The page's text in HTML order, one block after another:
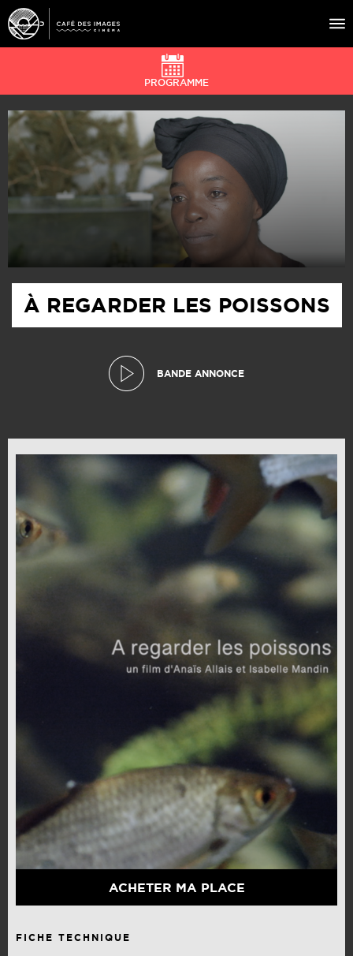
À L’AFFICHE
ÉVÉNEMENTS
CAFÉ DU CINÉ
PRATIQUE
ÉDUCATION AUX IMAGES
À REGARDER LES POISSONS
BANDE ANNONCE
ACHETER MA PLACE
FICHE TECHNIQUE
PROGRAMME